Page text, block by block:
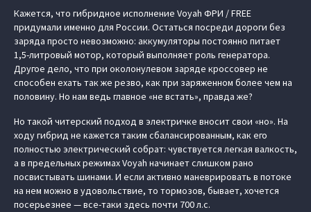
Кажется, что гибридное исполнение Voyah ФРИ / FREE
придумали именно для России. Остаться посреди дороги без
заряда просто невозможно: аккумуляторы постоянно питает
1,5-литровый мотор, который выполняет роль генератора.
Другое дело, что при околонулевом заряде кроссовер не
способен ехать так же резво, как при заряженном более чем на
половину. Но нам ведь главное «не встать», правда же?
Но такой читерский подход в электричке вносит свои «но». На
ходу гибрид не кажется таким сбалансированным, как его
полностью электрический собрат: чувствуется легкая валкость,
а в предельных режимах Voyah начинает слишком рано
посвистывать шинами. И если активно маневрировать в потоке
на нем можно в удовольствие, то тормозов, бывает, хочется
посерьезнее — все-таки здесь почти 700 л.с.